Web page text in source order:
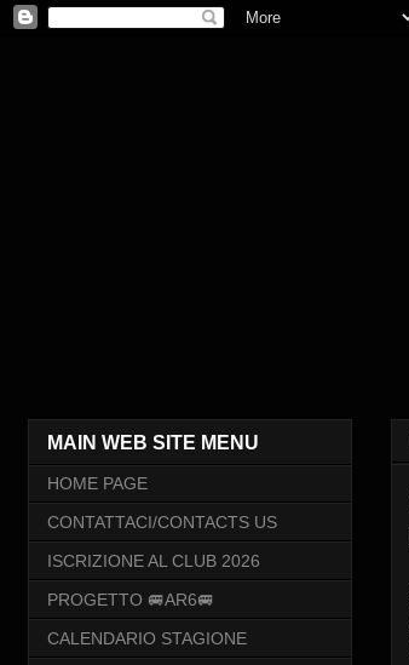
MAIN WEB SITE MENU
HOME PAGE
CONTATTACI/CONTACTS US
ISCRIZIONE AL CLUB 2026
PROGETTO 🚐AR6🚐
CALENDARIO STAGIONE